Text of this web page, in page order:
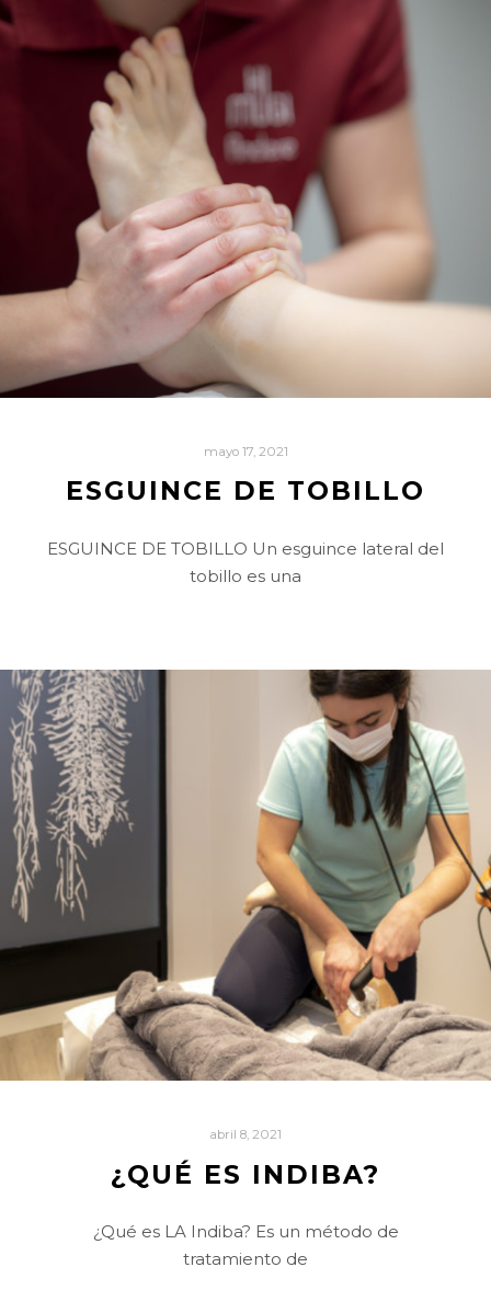
mayo 17, 2021
ESGUINCE DE TOBILLO
ESGUINCE DE TOBILLO Un esguince lateral del
tobillo es una
abril 8, 2021
¿QUÉ ES INDIBA?
¿Qué es LA Indiba? Es un método de
tratamiento de